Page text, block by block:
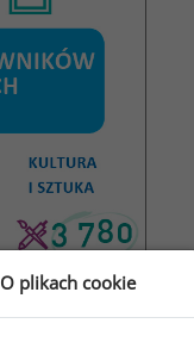
O plikach cookie